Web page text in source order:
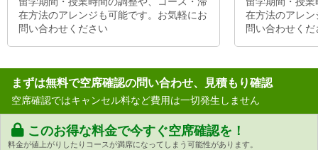
在方法のアレンジも可能です。お気軽にお
問い合わせください
在方法のアレ
問い合わせくだ
まずは無料で空席確認の問い合わせ、見積もり確認
空席確認ではキャンセル料など費用は一切発生しません
このお得な料金で今すぐ空席確認を！
料金が値上がりしたりコースが満席になってしまう可能性があります。